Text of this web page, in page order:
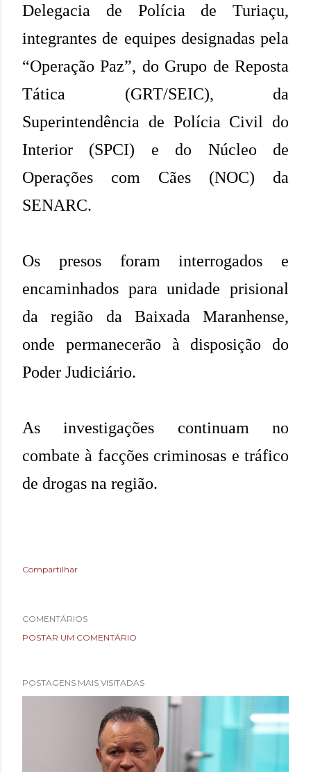
Delegacia de Polícia de Turiaçu,
integrantes de equipes designadas pela
“Operação Paz”, do Grupo de Reposta
Tática (GRT/SEIC), da
Superintendência de Polícia Civil do
Interior (SPCI) e do Núcleo de
Operações com Cães (NOC) da
SENARC.
Os presos foram interrogados e
encaminhados para unidade prisional
da região da Baixada Maranhense,
onde permanecerão à disposição do
Poder Judiciário.
As investigações continuam no
combate à facções criminosas e tráfico
de drogas na região.
Compartilhar
COMENTÁRIOS
POSTAR UM COMENTÁRIO
POSTAGENS MAIS VISITADAS